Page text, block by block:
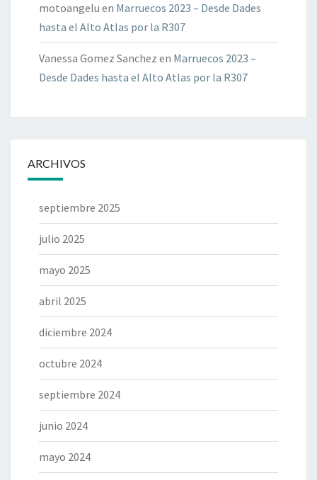
motoangelu en Marruecos 2023 – Desde Dades
hasta el Alto Atlas por la R307
Vanessa Gomez Sanchez en Marruecos 2023 –
Desde Dades hasta el Alto Atlas por la R307
ARCHIVOS
septiembre 2025
julio 2025
mayo 2025
abril 2025
diciembre 2024
octubre 2024
septiembre 2024
junio 2024
mayo 2024